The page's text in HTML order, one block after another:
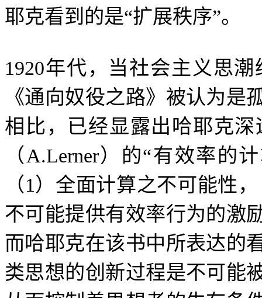
耶克看到的是“扩展秩序”。
1920年代，当社会主义思
《通向奴役之路》被认为是
相比，已经显露出哈耶克
（ A.Lerner）的“有效率的
（ 1 ）全面计算之不可能性
不可能提供有效率行为的激
而哈耶克在该书中所表达的
类思想的创新过程是不可能